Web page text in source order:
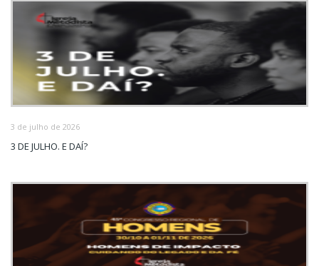
3 de julho de 2026
3 DE JULHO. E DAÍ?